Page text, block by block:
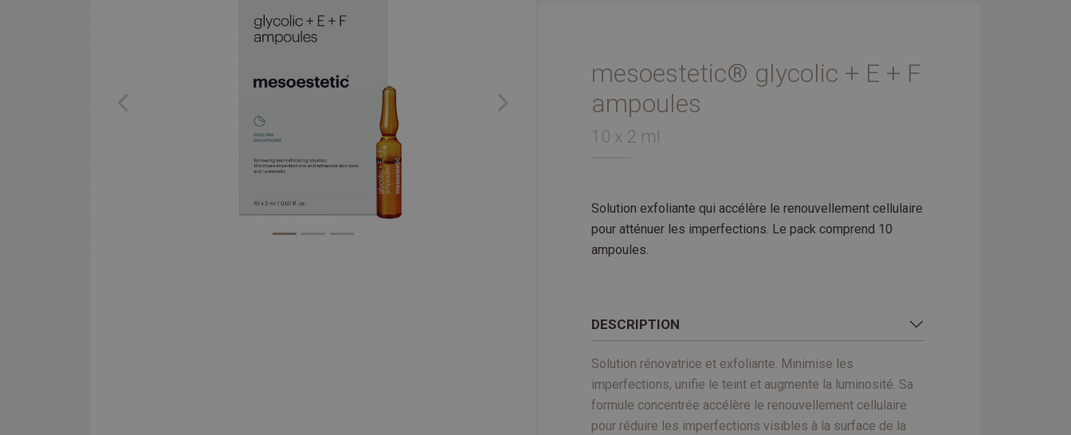
Previous Next
mesoestetic® glycolic + E + F
ampoules
10 x 2 ml
Solution exfoliante qui accélère le renouvellement cellulaire
pour atténuer les imperfections. Le pack comprend 10
ampoules.
DESCRIPTION
Solution rénovatrice et exfoliante. Minimise les
imperfections, unifie le teint et augmente la luminosité. Sa
formule concentrée accélère le renouvellement cellulaire
pour réduire les imperfections visibles à la surface de la